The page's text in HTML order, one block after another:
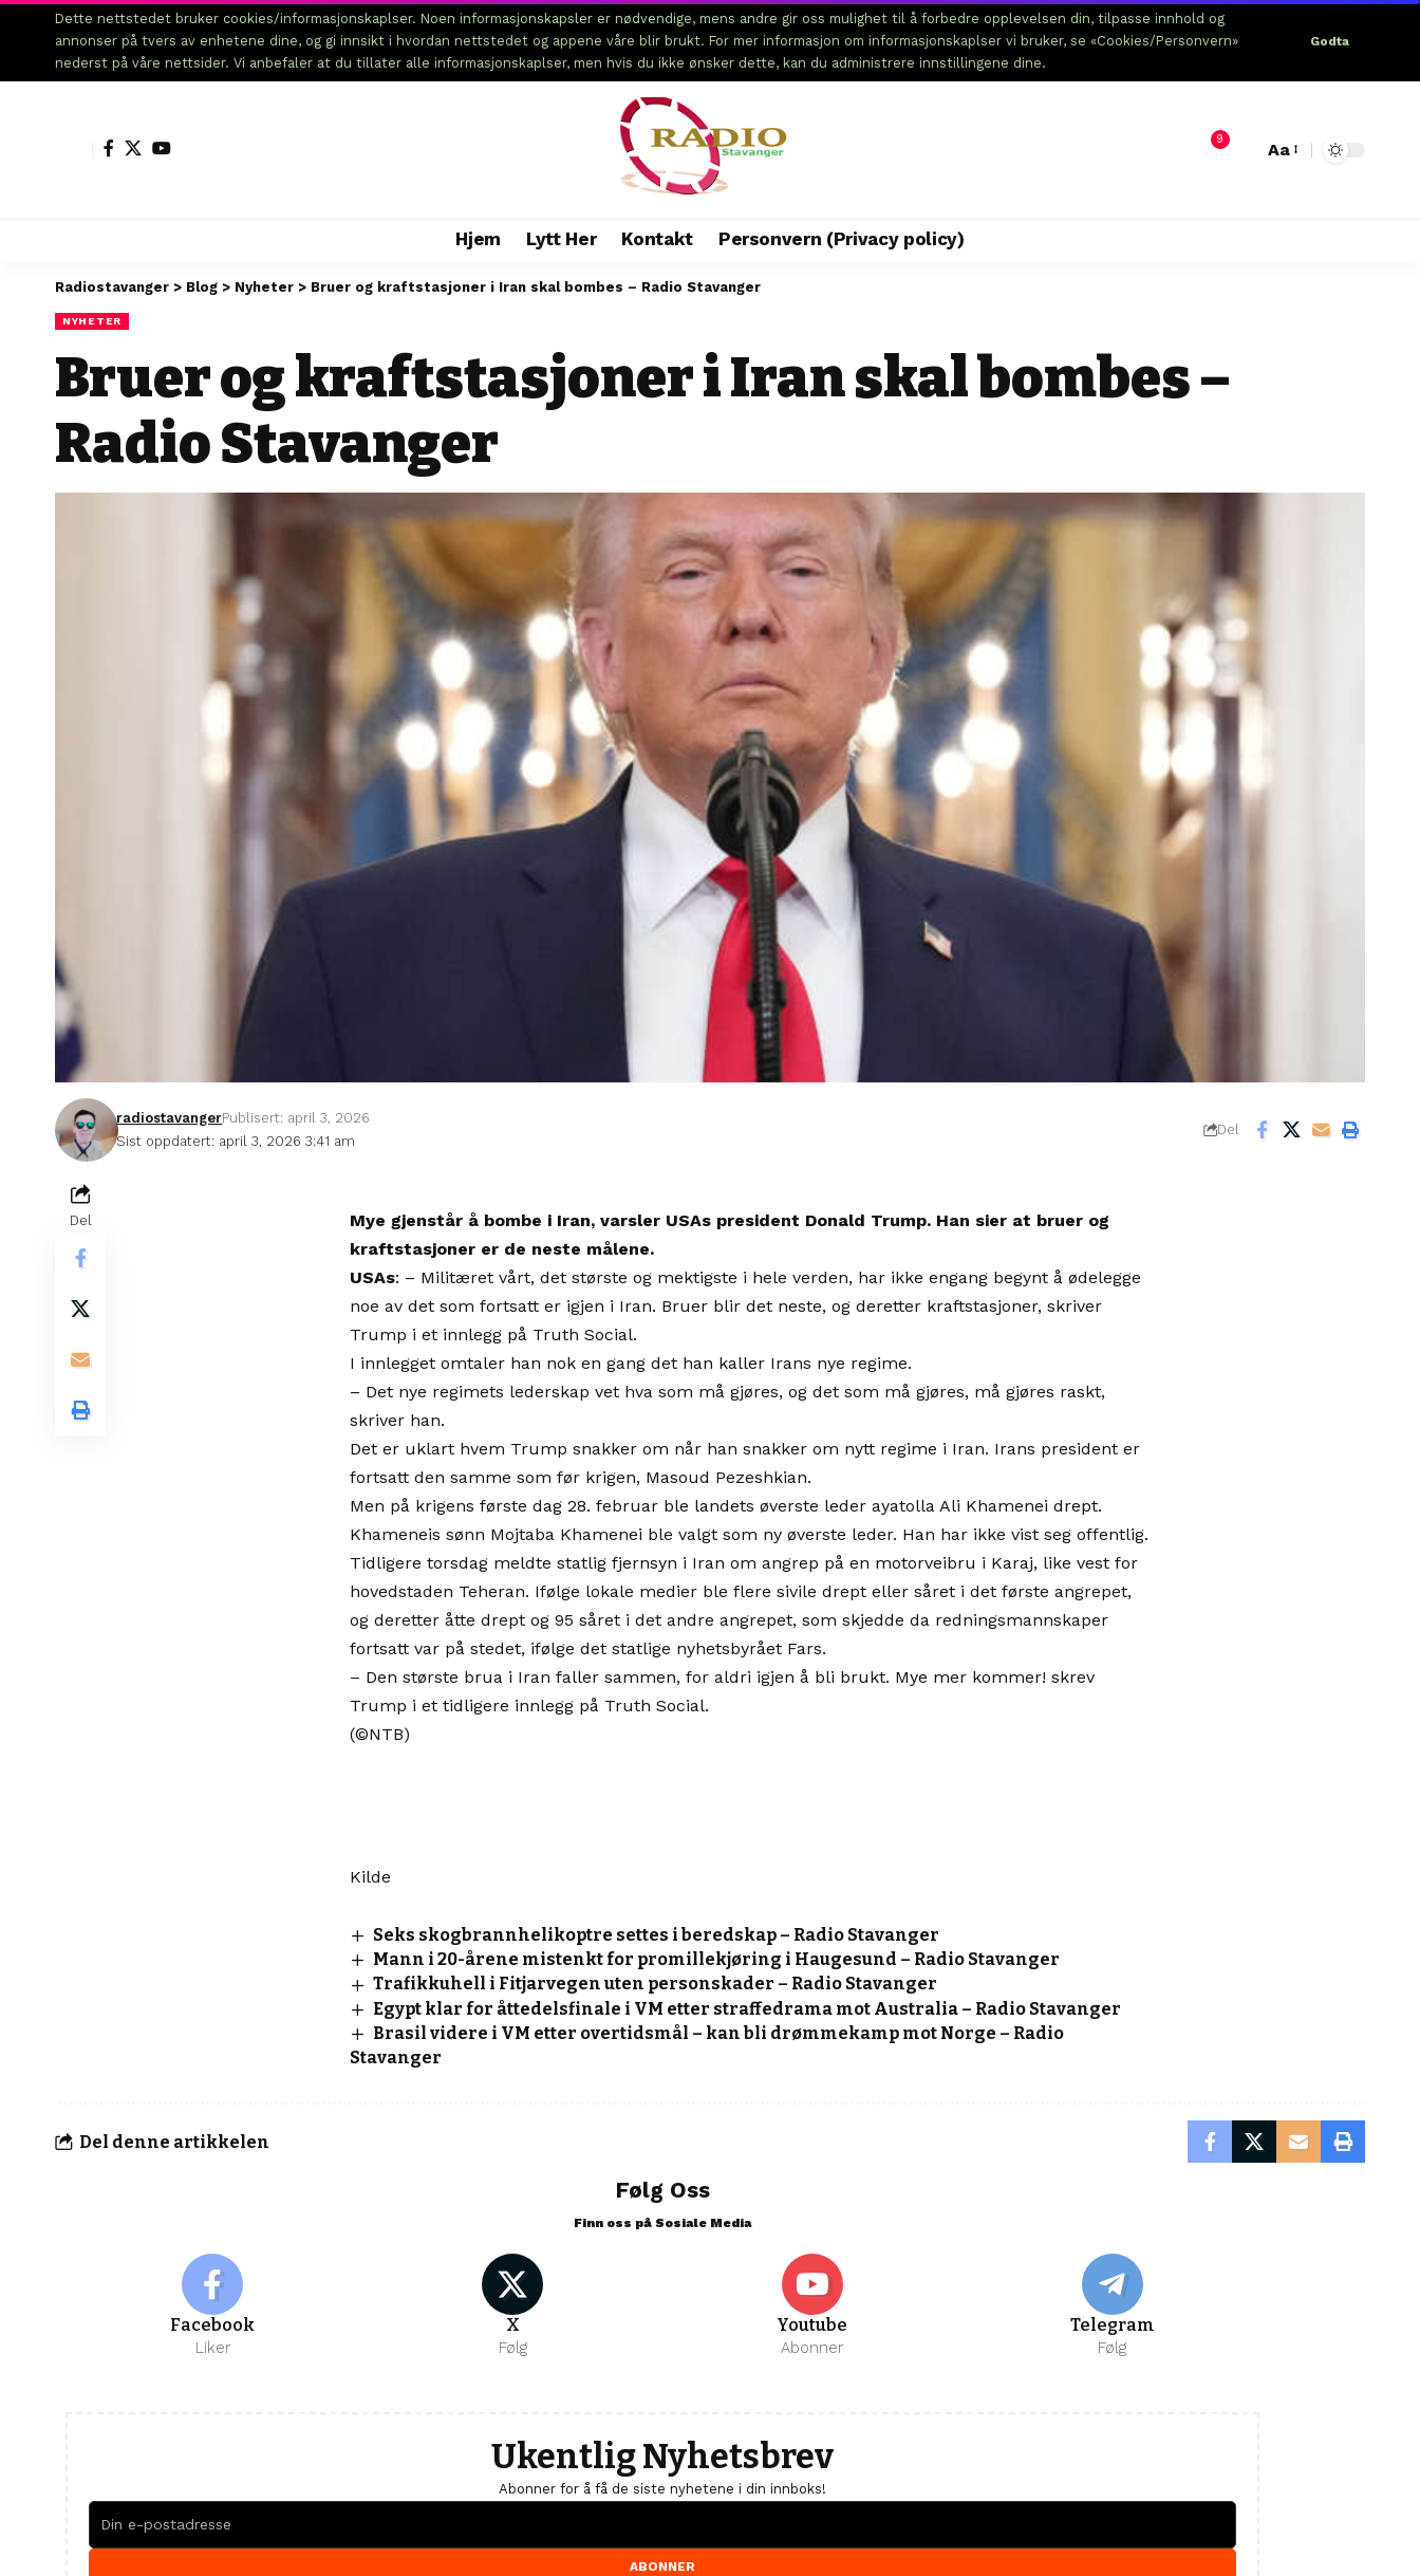
Dette nettstedet bruker cookies/informasjonskaplser. Noen informasjonskapsler er nødvendige, mens andre gir oss mulighet til å forbedre opplevelsen din, tilpasse innhold og
annonser på tvers av enhetene dine, og gi innsikt i hvordan nettstedet og appene våre blir brukt. For mer informasjon om informasjonskaplser vi bruker, se «Cookies/Personvern»
nederst på våre nettsider. Vi anbefaler at du tillater alle informasjonskaplser, men hvis du ikke ønsker dette, kan du administrere innstillingene dine.
Godta
9
Aa
Hjem Lytt Her Kontakt Personvern (Privacy policy)
Radiostavanger > Blog > Nyheter > Bruer og kraftstasjoner i Iran skal bombes – Radio Stavanger
NYHETER
Bruer og kraftstasjoner i Iran skal bombes –
Radio Stavanger
Sist oppdatert: april 3, 2026 3:41 am
radiostavangerPublisert: april 3, 2026
Del
Del
Mye gjenstår å bombe i Iran, varsler USAs president Donald Trump. Han sier at bruer og
kraftstasjoner er de neste målene.
USAs: – Militæret vårt, det største og mektigste i hele verden, har ikke engang begynt å ødelegge
noe av det som fortsatt er igjen i Iran. Bruer blir det neste, og deretter kraftstasjoner, skriver
Trump i et innlegg på Truth Social.
I innlegget omtaler han nok en gang det han kaller Irans nye regime.
– Det nye regimets lederskap vet hva som må gjøres, og det som må gjøres, må gjøres raskt,
skriver han.
Det er uklart hvem Trump snakker om når han snakker om nytt regime i Iran. Irans president er
fortsatt den samme som før krigen, Masoud Pezeshkian.
Men på krigens første dag 28. februar ble landets øverste leder ayatolla Ali Khamenei drept.
Khameneis sønn Mojtaba Khamenei ble valgt som ny øverste leder. Han har ikke vist seg offentlig.
Tidligere torsdag meldte statlig fjernsyn i Iran om angrep på en motorveibru i Karaj, like vest for
hovedstaden Teheran. Ifølge lokale medier ble flere sivile drept eller såret i det første angrepet,
og deretter åtte drept og 95 såret i det andre angrepet, som skjedde da redningsmannskaper
fortsatt var på stedet, ifølge det statlige nyhetsbyrået Fars.
– Den største brua i Iran faller sammen, for aldri igjen å bli brukt. Mye mer kommer! skrev
Trump i et tidligere innlegg på Truth Social.
(©NTB)
Kilde
Seks skogbrannhelikoptre settes i beredskap – Radio Stavanger
Mann i 20-årene mistenkt for promillekjøring i Haugesund – Radio Stavanger
Trafikkuhell i Fitjarvegen uten personskader – Radio Stavanger
Egypt klar for åttedelsfinale i VM etter straffedrama mot Australia – Radio Stavanger
Brasil videre i VM etter overtidsmål – kan bli drømmekamp mot Norge – Radio
Stavanger
Del denne artikkelen
Følg Oss
Finn oss på Sosiale Media
Facebook
Liker
X
Følg
Youtube
Abonner
Telegram
Følg
Ukentlig Nyhetsbrev
Abonner for å få de siste nyhetene i din innboks!
ABONNER